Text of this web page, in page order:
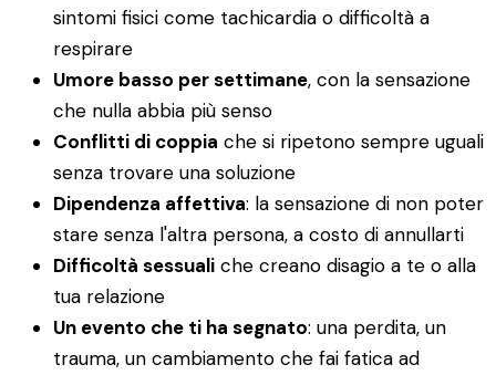
sintomi fisici come tachicardia o difficoltà a
respirare
Umore basso per settimane, con la sensazione
che nulla abbia più senso
Conflitti di coppia che si ripetono sempre uguali
senza trovare una soluzione
Dipendenza affettiva: la sensazione di non poter
stare senza l'altra persona, a costo di annullarti
Difficoltà sessuali che creano disagio a te o alla
tua relazione
Un evento che ti ha segnato: una perdita, un
trauma, un cambiamento che fai fatica ad